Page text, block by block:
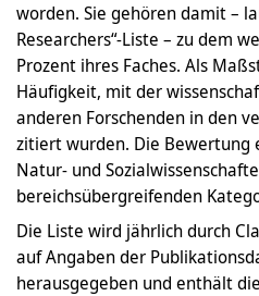
worden. Sie gehören damit –
Researchers“-Liste – zu dem
Prozent ihres Faches. Als
Häufigkeit, mit der
anderen Forschenden in den
zitiert wurden. Die Bewertung
Natur- und
bereichsübergreifenden
Die Liste wird jährlich durch
auf Angaben der
herausgegeben und enthält